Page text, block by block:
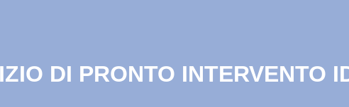
DI PRONTO INTERVENTO